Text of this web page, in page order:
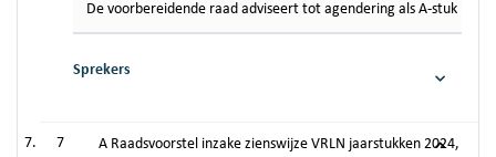
De voorbereidende raad adviseert tot agendering als A-stuk in
Sprekers
7
A Raadsvoorstel inzake zienswijze VRLN jaarstukken 2024,